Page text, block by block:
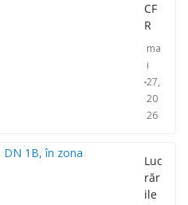
CF
R
ma
i
27,
20
26
Luc
răr
ile